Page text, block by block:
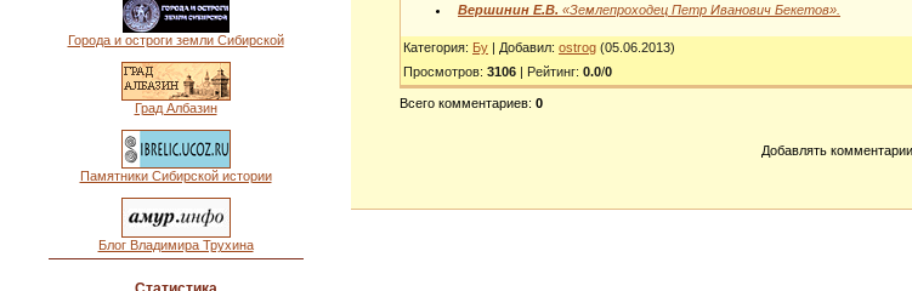
Города и остроги земли Сибирской
Град Албазин
Памятники Сибирской истории
Блог Владимира Трухина
Вершинин Е.В. «Землепроходец Петр Иванович Бекетов».
Категория: Бу | Добавил: ostrog (05.06.2013)
Просмотров: 3106 | Рейтинг: 0.0/0
Всего комментариев: 0
Добавлять